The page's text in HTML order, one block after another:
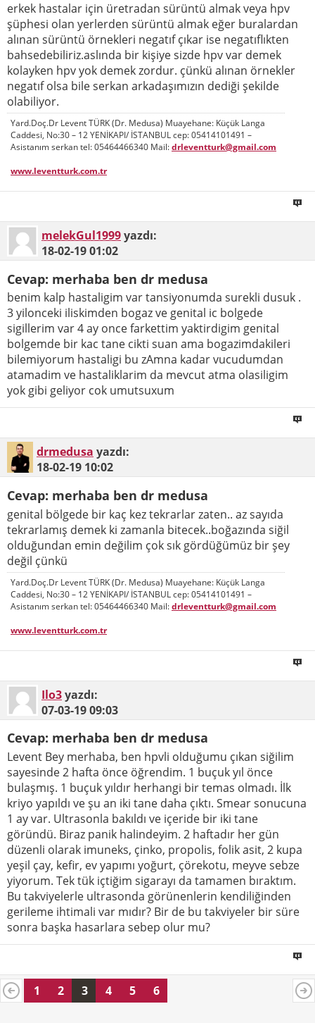
erkek hastalar için üretradan sürüntü almak veya hpv
şüphesi olan yerlerden sürüntü almak eğer buralardan
alınan sürüntü örnekleri negatıf çıkar ise negatıflıkten
bahsedebiliriz.aslında bir kişiye sizde hpv var demek
kolayken hpv yok demek zordur. çünkü alınan örnekler
negatıf olsa bile serkan arkadaşımızın dediği şekilde
olabiliyor.
Yard.Doç.Dr Levent TÜRK (Dr. Medusa) Muayehane: Küçük Langa
Caddesi, No:30 – 12 YENİKAPI/ İSTANBUL cep: 05414101491 –
Asistanım serkan tel: 05464466340 Mail:drleventturk@gmail.com
www.leventturk.com.tr
melekGul1999yazdı:
18-02-1901:02
Cevap: merhaba ben dr medusa
benim kalp hastaligim var tansiyonumda surekli dusuk .
3 yilonceki iliskimden bogaz ve genital ic bolgede
sigillerim var 4 ay once farkettim yaktirdigim genital
bolgemde bir kac tane cikti suan ama bogazimdakileri
bilemiyorum hastaligi bu zAmna kadar vucudumdan
atamadim ve hastaliklarim da mevcut atma olasiligim
yok gibi geliyor cok umutsuxum
drmedusa yazdı:
18-02-19 10:02
Cevap: merhaba ben dr medusa
genital bölgede bir kaç kez tekrarlar zaten.. az sayıda
tekrarlamış demek ki zamanla bitecek..boğazında siğil
olduğundan emin değilim çok sık gördüğümüz bir şey
değil çünkü
Yard.Doç.Dr Levent TÜRK (Dr. Medusa) Muayehane: Küçük Langa
Caddesi, No:30 – 12 YENİKAPI/ İSTANBUL cep: 05414101491 –
Asistanım serkan tel: 05464466340 Mail:drleventturk@gmail.com
www.leventturk.com.tr
Ilo3yazdı:
07-03-1909:03
Cevap: merhaba ben dr medusa
Levent Bey merhaba, ben hpvli olduğumu çıkan siğilim
sayesinde 2 hafta önce öğrendim. 1 buçuk yıl önce
bulaşmış. 1 buçuk yıldır herhangi bir temas olmadı. İlk
kriyo yapıldı ve şu an iki tane daha çıktı. Smear sonucuna
1 ay var. Ultrasonla bakıldı ve içeride bir iki tane
göründü. Biraz panik halindeyim. 2 haftadır her gün
düzenli olarak imuneks, çinko, propolis, folik asit, 2 kupa
yeşil çay, kefir, ev yapımı yoğurt, çörekotu, meyve sebze
yiyorum. Tek tük içtiğim sigarayı da tamamen bıraktım.
Bu takviyelerle ultrasonda görünenlerin kendiliğinden
gerileme ihtimali var mıdır? Bir de bu takviyeler bir süre
sonra başka hasarlara sebep olur mu?
1 2 3 4 5 6